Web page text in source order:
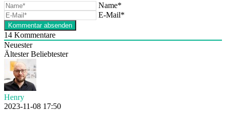
Name*
E-Mail*
14 Kommentare
Neuester
Ältester Beliebtester
Henry
2023-11-08 17:50